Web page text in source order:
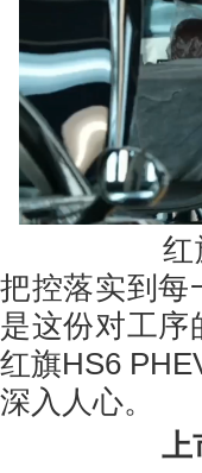
红旗以
把控落实到每
是这份对工序
红旗HS6
深入人心。
上